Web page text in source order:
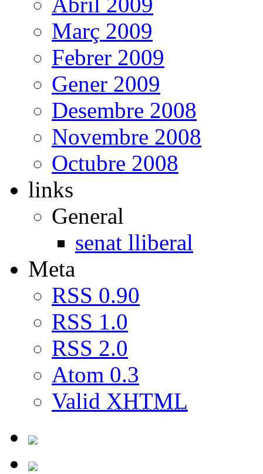
Març 2009
Febrer 2009
Gener 2009
Desembre 2008
Novembre 2008
Octubre 2008
links
General
senat lliberal
Meta
RSS 0.90
RSS 1.0
RSS 2.0
Atom 0.3
Valid XHTML